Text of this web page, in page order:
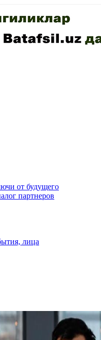
от будущего
партнеров
лица